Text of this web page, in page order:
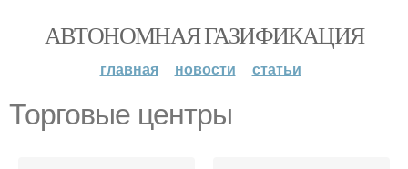
АВТОНОМНАЯ ГАЗИФИКАЦИЯ
главная новости статьи
Торговые центры